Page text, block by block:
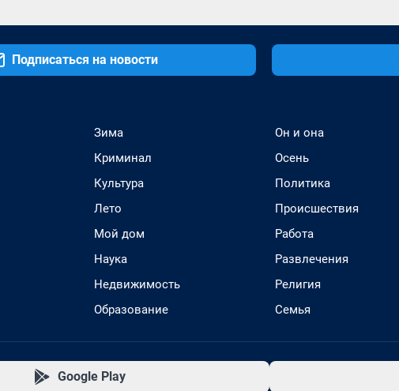
Подписаться на новости
Зима
Криминал
Культура
Лето
Мой дом
Наука
Недвижимость
Образование
Он и она
Осень
Политика
Происшествия
Работа
Развлечения
Религия
Семья
Google Play